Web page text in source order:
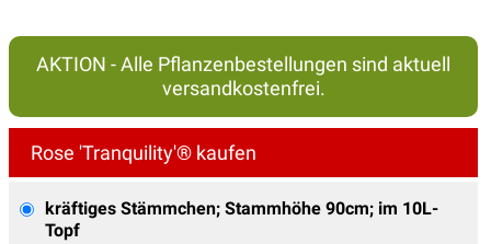
AKTION - Alle Pflanzenbestellungen sind aktuell
versandkostenfrei.
Rose 'Tranquility'® kaufen
kräftiges Stämmchen; Stammhöhe 90cm; im 10L-
Topf